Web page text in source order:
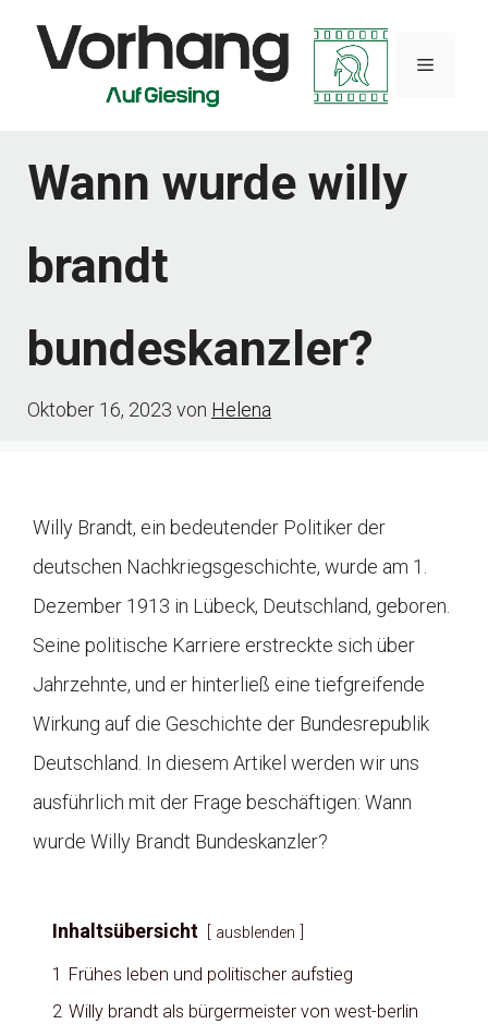
Menü
Wann wurde willy
brandt
bundeskanzler?
Oktober 16, 2023 von Helena
Willy Brandt, ein bedeutender Politiker der
deutschen Nachkriegsgeschichte, wurde am 1.
Dezember 1913 in Lübeck, Deutschland, geboren.
Seine politische Karriere erstreckte sich über
Jahrzehnte, und er hinterließ eine tiefgreifende
Wirkung auf die Geschichte der Bundesrepublik
Deutschland. In diesem Artikel werden wir uns
ausführlich mit der Frage beschäftigen: Wann
wurde Willy Brandt Bundeskanzler?
Inhaltsübersicht ausblenden
1 Frühes leben und politischer aufstieg
2 Willy brandt als bürgermeister von west-berlin